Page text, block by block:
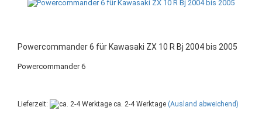
Powercommander 6 für Kawasaki ZX 10 R Bj 2004 bis 2005
Powercommander 6
Lieferzeit: ca. 2-4 Werktage (Ausland abweichend)